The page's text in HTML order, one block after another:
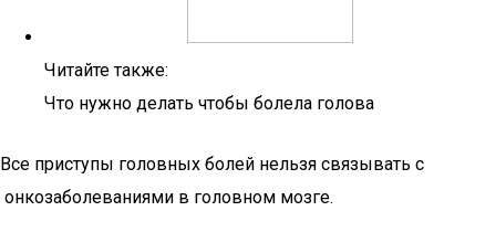
Читайте также:
Что нужно делать чтобы болела голова
Все приступы головных болей нельзя связывать с
онкозаболеваниями в головном мозге.